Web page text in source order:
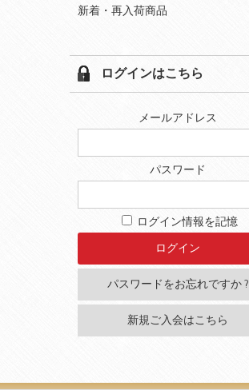
新着・再入荷商品
ログインはこちら
メールアドレス
パスワード
ログイン情報を記憶
パスワードをお忘れですか ?
新規ご入会はこちら